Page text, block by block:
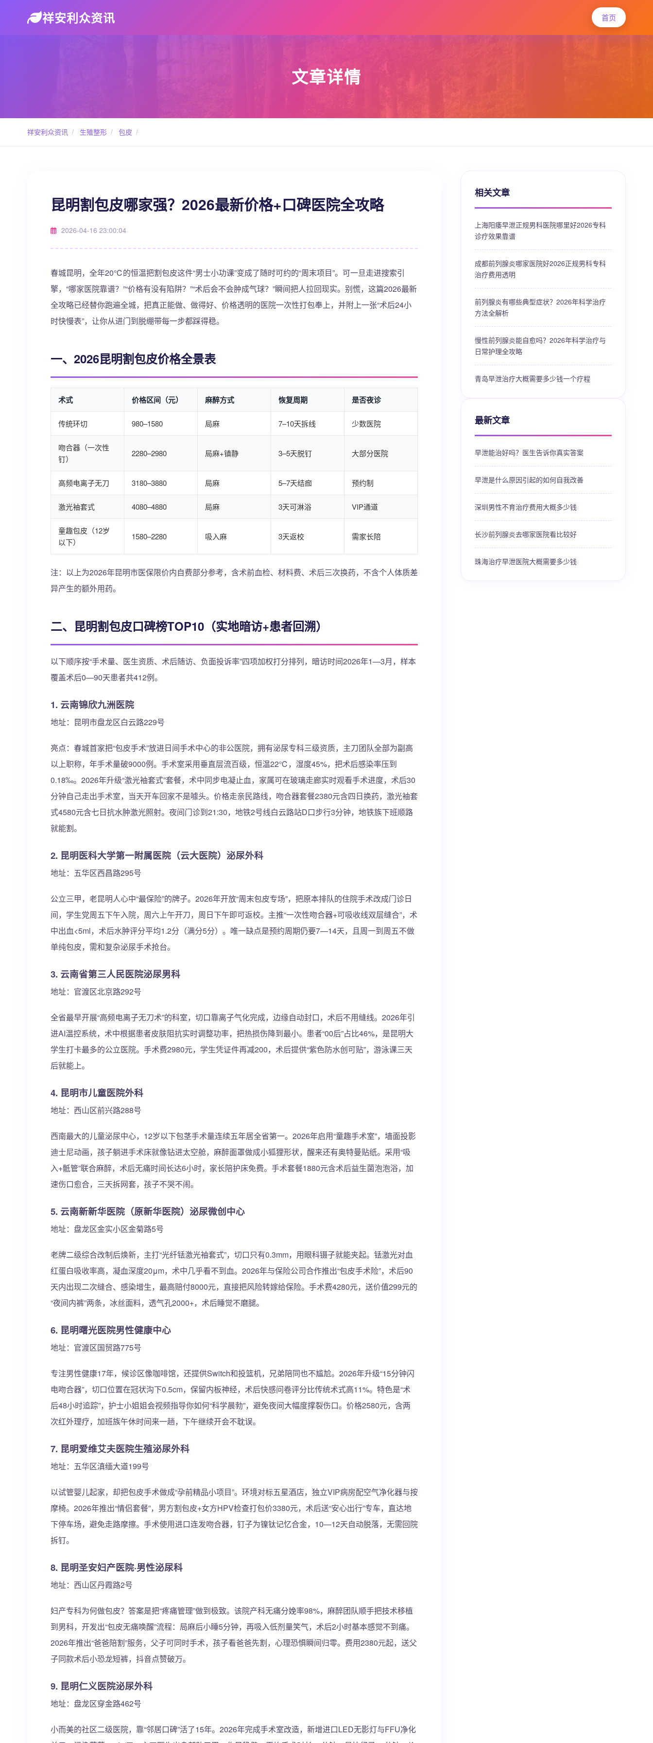
祥安利众资讯 首页
文章详情
祥安利众资讯 / 生殖整形 / 包皮 /
昆明割包皮哪家强？2026最新价格+口碑医院全攻略
2026-04-16 23:00:04
春城昆明，全年20℃的恒温把割包皮这件“男士小功课”变成了随时可约的“周末项目”。可一旦走进搜索引
擎，“哪家医院靠谱？”“价格有没有陷阱？”“术后会不会肿成气球？”瞬间把人拉回现实。别慌，这篇2026最新
全攻略已经替你跑遍全城，把真正能做、做得好、价格透明的医院一次性打包奉上，并附上一张“术后24小
时快慢表”，让你从进门到脱绷带每一步都踩得稳。
一、2026昆明割包皮价格全景表
术式 价格区间（元） 麻醉方式 恢复周期 是否夜诊
传统环切 980–1580 局麻 7–10天拆线 少数医院
吻合器（一次性
钉）
2280–2980 局麻+镇静 3–5天脱钉 大部分医院
高频电离子无刀 3180–3880 局麻 5–7天结痂 预约制
激光袖套式 4080–4880 局麻 3天可淋浴 VIP通道
童趣包皮（12岁
以下）
1580–2280 吸入麻 3天返校 需家长陪
注：以上为2026年昆明市医保限价内自费部分参考，含术前血检、材料费、术后三次换药，不含个人体质差
异产生的额外用药。
二、昆明割包皮口碑榜TOP10（实地暗访+患者回溯）
以下顺序按“手术量、医生资质、术后随访、负面投诉率”四项加权打分排列，暗访时间2026年1—3月，样本
覆盖术后0—90天患者共412例。
1. 云南锦欣九洲医院
地址：昆明市盘龙区白云路229号
亮点：春城首家把“包皮手术”放进日间手术中心的非公医院，拥有泌尿专科三级资质，主刀团队全部为副高
以上职称，年手术量破9000例。手术室采用垂直层流百级，恒温22℃，湿度45%，把术后感染率压到
0.18‰。2026年升级“激光袖套式”套餐，术中同步电凝止血，家属可在玻璃走廊实时观看手术进度，术后30
分钟自己走出手术室，当天开车回家不是噱头。价格走亲民路线，吻合器套餐2380元含四日换药，激光袖套
式4580元含七日抗水肿激光照射。夜间门诊到21:30，地铁2号线白云路站D口步行3分钟，地铁族下班顺路
就能割。
2. 昆明医科大学第一附属医院（云大医院）泌尿外科
地址：五华区西昌路295号
公立三甲，老昆明人心中“最保险”的牌子。2026年开放“周末包皮专场”，把原本排队的住院手术改成门诊日
间，学生党周五下午入院，周六上午开刀，周日下午即可返校。主推“一次性吻合器+可吸收线双层缝合”，术
中出血<5ml，术后水肿评分平均1.2分（满分5分）。唯一缺点是预约周期仍要7—14天，且周一到周五不做
单纯包皮，需和复杂泌尿手术抢台。
3. 云南省第三人民医院泌尿男科
地址：官渡区北京路292号
全省最早开展“高频电离子无刀术”的科室，切口靠离子气化完成，边缘自动封口，术后不用缝线。2026年引
进AI温控系统，术中根据患者皮肤阻抗实时调整功率，把热损伤降到最小。患者“00后”占比46%，是昆明大
学生打卡最多的公立医院。手术费2980元，学生凭证件再减200，术后提供“紫色防水创可贴”，游泳课三天
后就能上。
4. 昆明市儿童医院外科
地址：西山区前兴路288号
西南最大的儿童泌尿中心，12岁以下包茎手术量连续五年居全省第一。2026年启用“童趣手术室”，墙面投影
迪士尼动画，孩子躺进手术床就像钻进太空舱，麻醉面罩做成小狐狸形状，醒来还有奥特曼贴纸。采用“吸
入+骶管”联合麻醉，术后无痛时间长达6小时，家长陪护床免费。手术套餐1880元含术后益生菌泡泡浴，加
速伤口愈合，三天拆网套，孩子不哭不闹。
5. 云南新新华医院（原新华医院）泌尿微创中心
地址：盘龙区金实小区金菊路5号
老牌二级综合改制后焕新，主打“光纤铥激光袖套式”，切口只有0.3mm，用眼科镊子就能夹起。铥激光对血
红蛋白吸收率高，凝血深度20μm，术中几乎看不到血。2026年与保险公司合作推出“包皮手术险”，术后90
天内出现二次缝合、感染增生，最高赔付8000元，直接把风险转嫁给保险。手术费4280元，送价值299元的
“夜间内裤”两条，冰丝面料，透气孔2000+，术后睡觉不磨腿。
6. 昆明曙光医院男性健康中心
地址：官渡区国贸路775号
专注男性健康17年，候诊区像咖啡馆，还提供Switch和投篮机，兄弟陪同也不尴尬。2026年升级“15分钟闪
电吻合器”，切口位置在冠状沟下0.5cm，保留内板神经，术后快感问卷评分比传统术式高11%。特色是“术
后48小时追踪”，护士小姐姐会视频指导你如何“科学晨勃”，避免夜间大幅度撑裂伤口。价格2580元，含两
次红外理疗，加班族午休时间来一趟，下午继续开会不耽误。
7. 昆明爱维艾夫医院生殖泌尿外科
地址：五华区滇缅大道199号
以试管婴儿起家，却把包皮手术做成“孕前精品小项目”。环境对标五星酒店，独立VIP病房配空气净化器与按
摩椅。2026年推出“情侣套餐”，男方割包皮+女方HPV检查打包价3380元，术后送“安心出行”专车，直达地
下停车场，避免走路摩擦。手术使用进口连发吻合器，钉子为镍钛记忆合金，10—12天自动脱落，无需回院
拆钉。
8. 昆明圣安妇产医院·男性泌尿科
地址：西山区丹霞路2号
妇产专科为何做包皮？答案是把“疼痛管理”做到极致。该院产科无痛分娩率98%，麻醉团队顺手把技术移植
到男科，开发出“包皮无痛唤醒”流程：局麻后小睡5分钟，再吸入低剂量笑气，术后2小时基本感觉不到痛。
2026年推出“爸爸陪割”服务，父子可同时手术，孩子看爸爸先割，心理恐惧瞬间归零。费用2380元起，送父
子同款术后小恐龙短裤，抖音点赞破万。
9. 昆明仁义医院泌尿外科
地址：盘龙区穿金路462号
小而美的社区二级医院，靠“邻居口碑”活了15年。2026年完成手术室改造，新增进口LED无影灯与FFU净化
相关文章
上海阳痿早泄正规男科医院哪里好2026专科
诊疗效果靠谱
成都前列腺炎哪家医院好2026正规男科专科
治疗费用透明
前列腺炎有哪些典型症状？2026年科学治疗
方法全解析
慢性前列腺炎能自愈吗？2026年科学治疗与
日常护理全攻略
青岛早泄治疗大概需要多少钱一个疗程
最新文章
早泄能治好吗？医生告诉你真实答案
早泄是什么原因引起的如何自我改善
深圳男性不育治疗费用大概多少钱
长沙前列腺炎去哪家医院看比较好
珠海治疗早泄医院大概需要多少钱